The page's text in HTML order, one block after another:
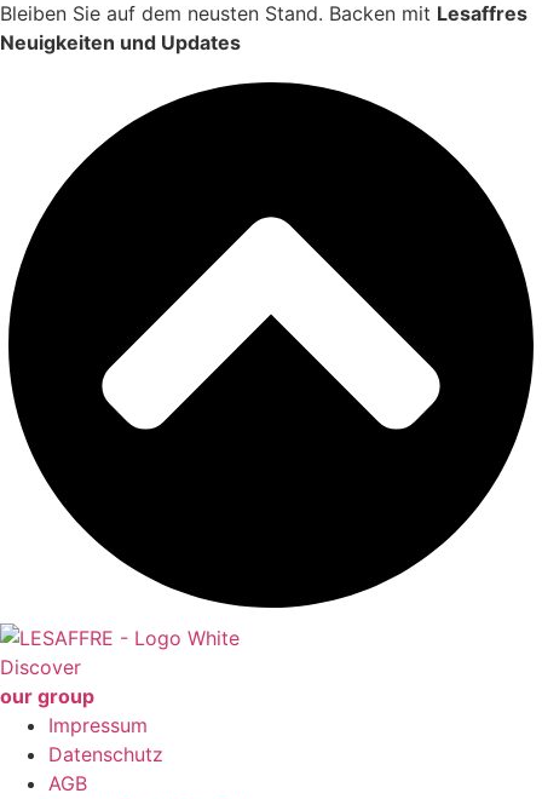
Bleiben Sie auf dem neusten Stand. Backen mit Lesaffres
Neuigkeiten und Updates
Discover
our group
Impressum
Datenschutz
AGB